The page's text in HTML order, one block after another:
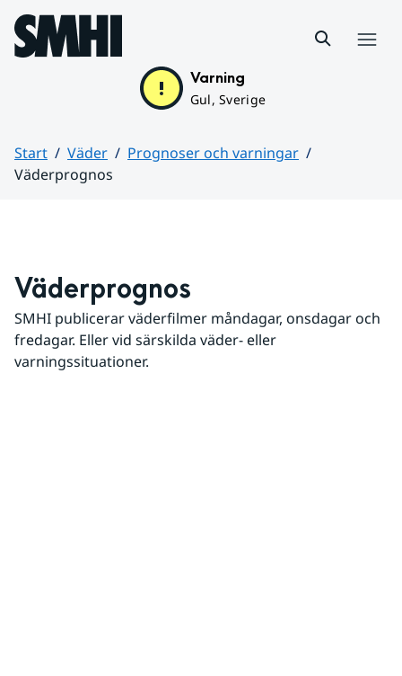
Hoppa till sidans innehåll
Varning
Gul, Sverige
Start Väder
Prognoser och varningar
Väderprognos
Väderprognos
SMHI publicerar väderfilmer måndagar, onsdagar och
fredagar. Eller vid särskilda väder- eller
varningssituationer.